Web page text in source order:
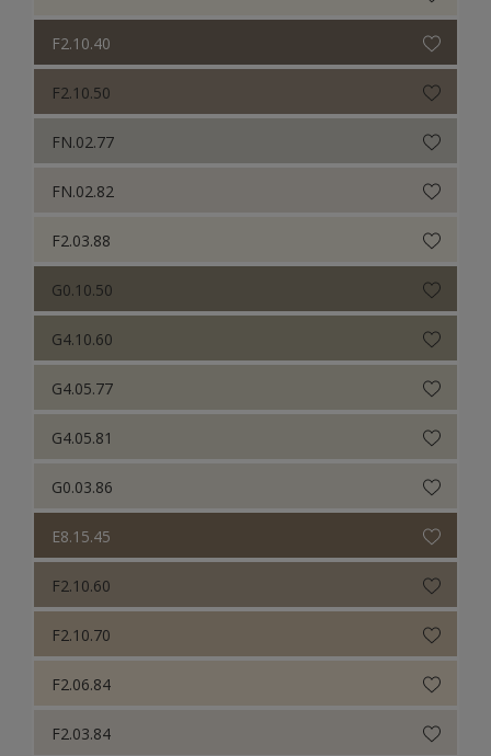
F2.10.40
F2.10.50
FN.02.77
FN.02.82
F2.03.88
G0.10.50
G4.10.60
G4.05.77
G4.05.81
G0.03.86
E8.15.45
F2.10.60
F2.10.70
F2.06.84
F2.03.84